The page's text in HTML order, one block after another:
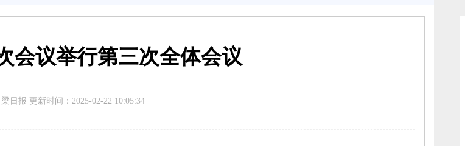
会议举行第三次全体会议
梁日报 更新时间： 2025-02-22 10:05:34